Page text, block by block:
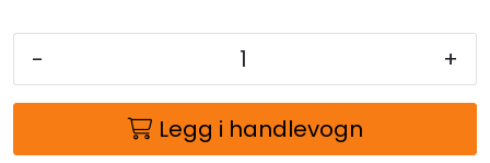
- +
Legg i handlevogn